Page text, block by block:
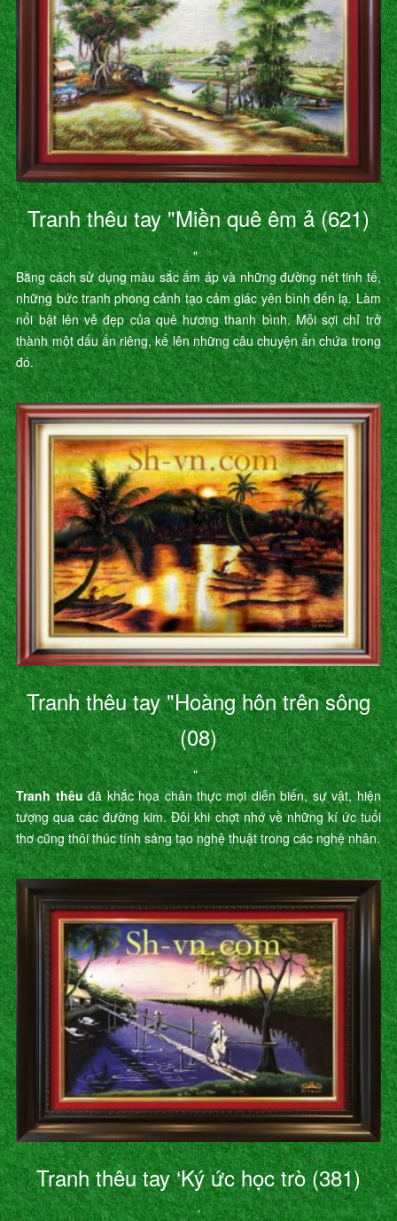
Tranh thêu tay "Miền quê êm ả (621)
"
Bằng cách sử dụng màu sắc ấm áp và những đường nét tinh tế,
những bức tranh phong cảnh tạo cảm giác yên bình đến lạ. Làm
nổi bật lên vẻ đẹp của quê hương thanh bình. Mỗi sợi chỉ trở
thành một dấu ấn riêng, kể lên những câu chuyện ẩn chứa trong
đó.
Tranh thêu tay "Hoàng hôn trên sông
(08)
"
Tranh thêuđã khắc họa chân thực mọi diễn biến, sự vật, hiện
tượng qua các đường kim. Đôi khi chợt nhớ về những kí ức tuổi
thơ cũng thôi thúc tính sáng tạo nghệ thuật trong các nghệ nhân.
Tranh thêu tay ‘Ký ức học trò (381)
’